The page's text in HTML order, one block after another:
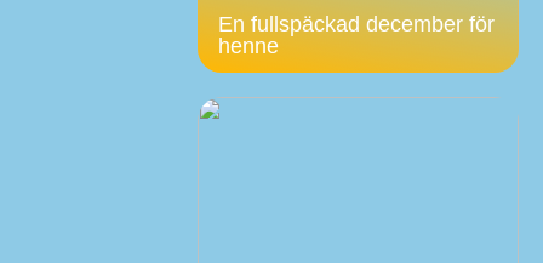
En fullspäckad december för
henne